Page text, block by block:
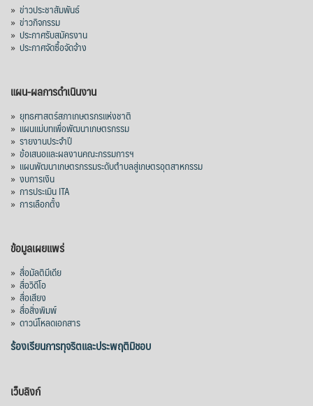
» ข่าวประชาสัมพันธ์
» ข่าวกิจกรรม
» ประกาศรับสมัครงาน
» ประกาศจัดซื้อจัดจ้าง
แผน-ผลการดำเนินงาน
» ยุทธศาสตร์สภาเกษตรกรแห่งชาติ
» แผนแม่บทเพื่อพัฒนาเกษตรกรรม
» รายงานประจำปี
» ข้อเสนอและผลงานคณะกรรมการฯ
» แผนพัฒนาเกษตรกรรมระดับตำบลสู่เกษตรอุตสาหกรรม
» งบการเงิน
» การประเมิน ITA
» การเลือกตั้ง
ข้อมูลเผยแพร่
» สื่อมัลติมีเดีย
» สื่อวิดีโอ
» สื่อเสียง
» สื่อสิ่งพิมพ์
» ดาวน์โหลดเอกสาร
ร้องเรียนการทุจริตและประพฤติมิชอบ
เว็บลิงก์